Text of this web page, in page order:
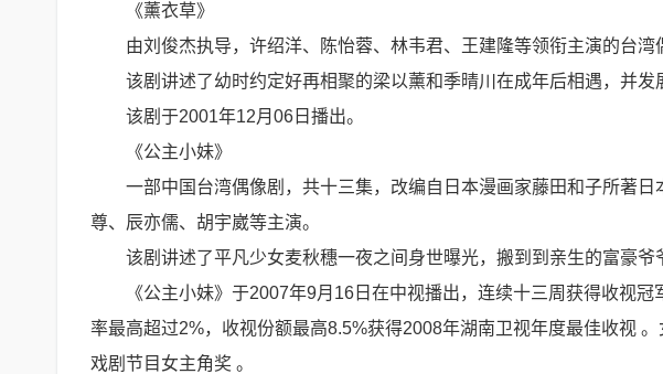
《薰衣草》
由刘俊杰执导，许绍洋、陈怡蓉、林韦君、王建隆等领衔主演的台湾
该剧讲述了幼时约定好再相聚的梁以薰和季晴川在成年后相遇，并发
该剧于2001年12月06日播出。
《公主小妹》
一部中国台湾偶像剧，共十三集，改编自日本漫画家藤田和子所著
尊、辰亦儒、胡宇崴等主演。
该剧讲述了平凡少女麦秋穗一夜之间身世曝光，搬到到亲生的富豪爷
《公主小妹》于2007年9月16日在中视播出，连续十三周获得收视
率最高超过2%，收视份额最高8.5%获得2008年湖南卫视年度最佳收视
戏剧节目女主角奖 。